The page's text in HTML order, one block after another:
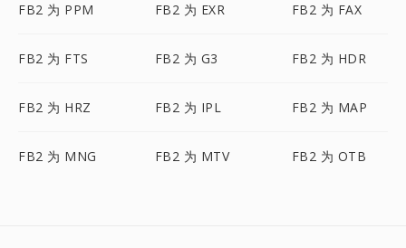
FB2 为 PPM FB2 为 EXR FB2 为 FAX
FB2 为 FTS FB2 为 G3 FB2 为 HDR
FB2 为 HRZ FB2 为 IPL FB2 为 MAP
FB2 为 MNG FB2 为 MTV FB2 为 OTB